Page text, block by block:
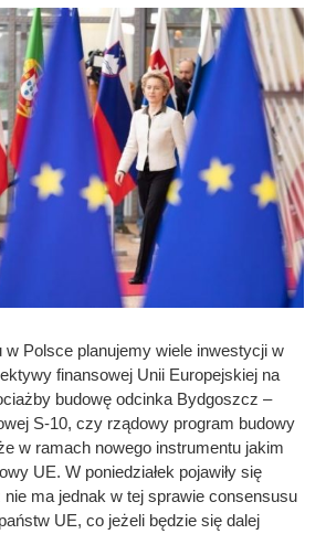
w Polsce planujemy wiele inwestycji w
finansowej Unii Europejskiej na
budowę odcinka Bydgoszcz –
S-10, czy rządowy program budowy
w ramach nowego instrumentu jakim
UE. W poniedziałek pojawiły się
ma jednak w tej sprawie consensusu
UE, co jeżeli będzie się dalej